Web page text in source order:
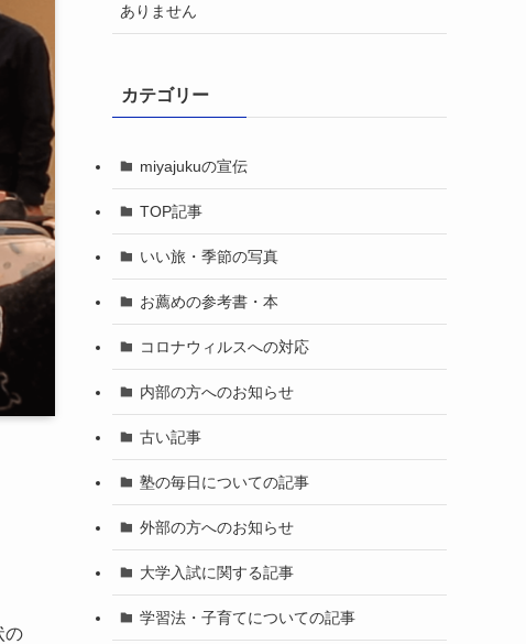
の
ありません
カテゴリー
miyajukuの宣伝
TOP記事
いい旅・季節の写真
お薦めの参考書・本
コロナウィルスへの対応
内部の方へのお知らせ
古い記事
塾の毎日についての記事
外部の方へのお知らせ
大学入試に関する記事
学習法・子育てについての記事